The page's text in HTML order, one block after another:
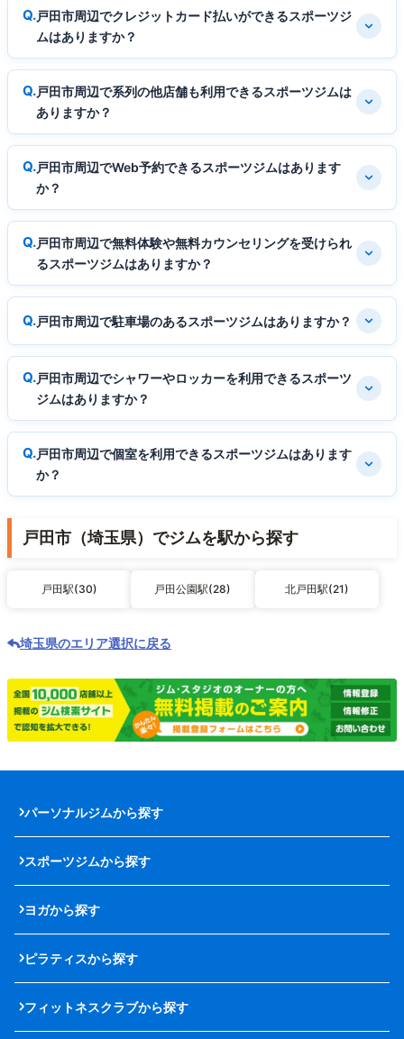
戸田市周辺でクレジットカード払いができるスポーツジ
ムはありますか？
戸田市周辺で系列の他店舗も利用できるスポーツジムは
ありますか？
戸田市周辺でWeb予約できるスポーツジムはあります
か？
戸田市周辺で無料体験や無料カウンセリングを受けられ
るスポーツジムはありますか？
戸田市周辺で駐車場のあるスポーツジムはありますか？
戸田市周辺でシャワーやロッカーを利用できるスポーツ
ジムはありますか？
戸田市周辺で個室を利用できるスポーツジムはあります
か？
戸田市（埼玉県）でジムを駅から探す
戸田駅(30) 戸田公園駅(28) 北戸田駅(21)
埼玉県のエリア選択に戻る
パーソナルジムから探す
スポーツジムから探す
ヨガから探す
ピラティスから探す
フィットネスクラブから探す